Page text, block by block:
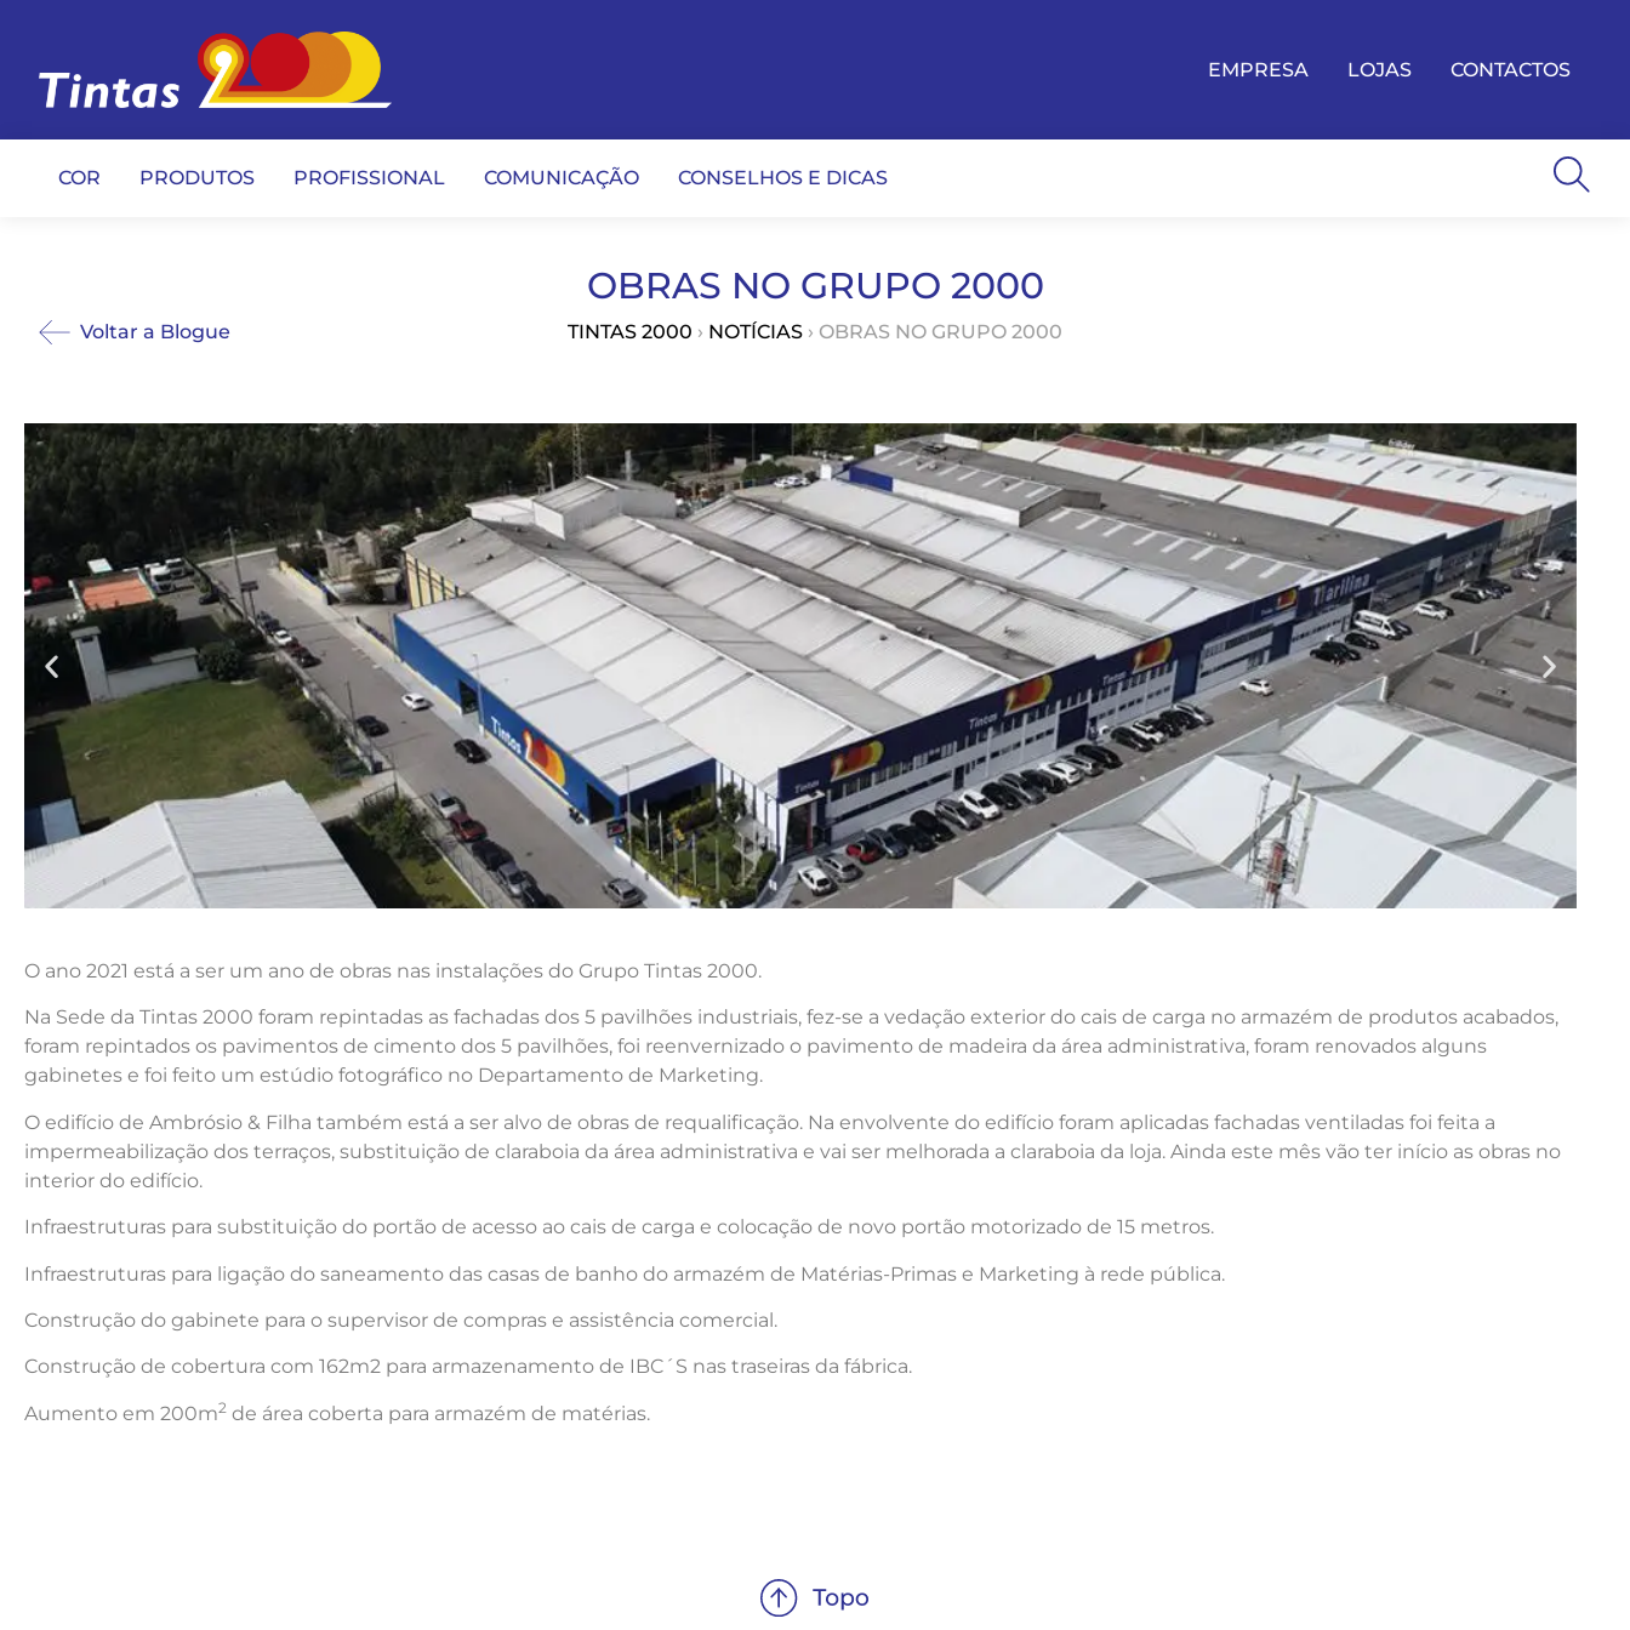
EMPRESA LOJAS CONTACTOS
COR PRODUTOS PROFISSIONAL COMUNICAÇÃO CONSELHOS E DICAS
OBRAS NO GRUPO 2000
Voltar a Blogue TINTAS 2000 › NOTÍCIAS› OBRAS NO GRUPO 2000
O ano 2021 está a ser um ano de obras nas instalações do Grupo Tintas 2000.
Na Sede da Tintas 2000 foram repintadas as fachadas dos 5 pavilhões industriais, fez-se a vedação exterior do cais de carga no armazém de produtos acabados,
foram repintados os pavimentos de cimento dos 5 pavilhões, foi reenvernizado o pavimento de madeira da área administrativa, foram renovados alguns
gabinetes e foi feito um estúdio fotográfico no Departamento de Marketing.
O edifício de Ambrósio & Filha também está a ser alvo de obras de requalificação. Na envolvente do edifício foram aplicadas fachadas ventiladas foi feita a
impermeabilização dos terraços, substituição de claraboia da área administrativa e vai ser melhorada a claraboia da loja. Ainda este mês vão ter início as obras no
interior do edifício.
Infraestruturas para substituição do portão de acesso ao cais de carga e colocação de novo portão motorizado de 15 metros.
Infraestruturas para ligação do saneamento das casas de banho do armazém de Matérias-Primas e Marketing à rede pública.
Construção do gabinete para o supervisor de compras e assistência comercial.
Construção de cobertura com 162m2 para armazenamento de IBC´S nas traseiras da fábrica.
Aumento em 200m2 de área coberta para armazém de matérias.